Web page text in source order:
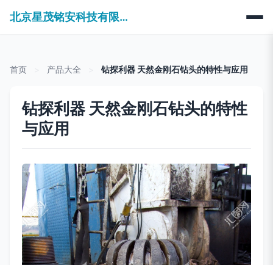
北京星茂铭安科技有限公司
首页 产品大全 钻探利器 天然金刚石钻头的特性与应用
钻探利器 天然金刚石钻头的特性
与应用